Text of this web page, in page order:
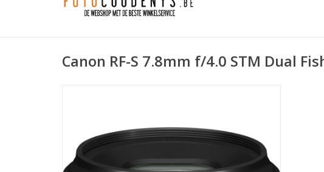
Canon RF-S 7.8mm f/4.0 STM Dual